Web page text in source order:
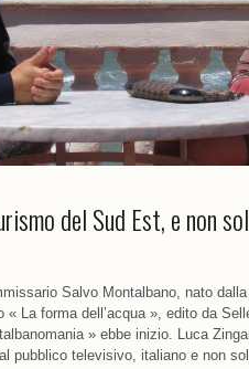
del Sud Est, e non
Salvo Montalbano, nato
La forma dell’acqua », edito da
» ebbe inizio. Luca
pubblico televisivo, italiano e non